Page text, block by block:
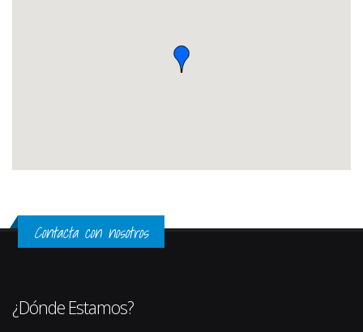
Contacta con nosotros
¿Dónde Estamos?